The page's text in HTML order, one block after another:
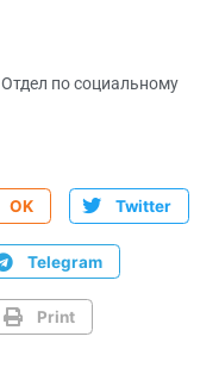
Отдел по социальному
OK Twitter
Telegram
Print